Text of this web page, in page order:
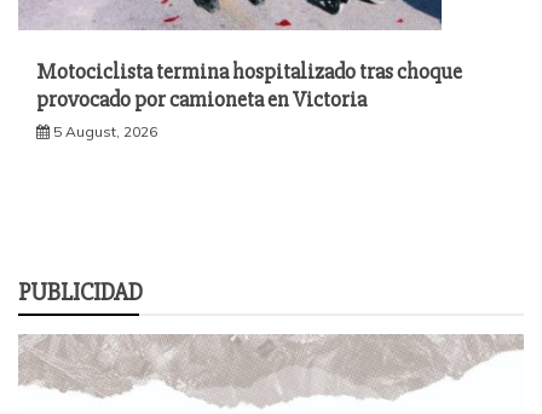
Motociclista termina hospitalizado tras choque
provocado por camioneta en Victoria
5 August, 2026
PUBLICIDAD